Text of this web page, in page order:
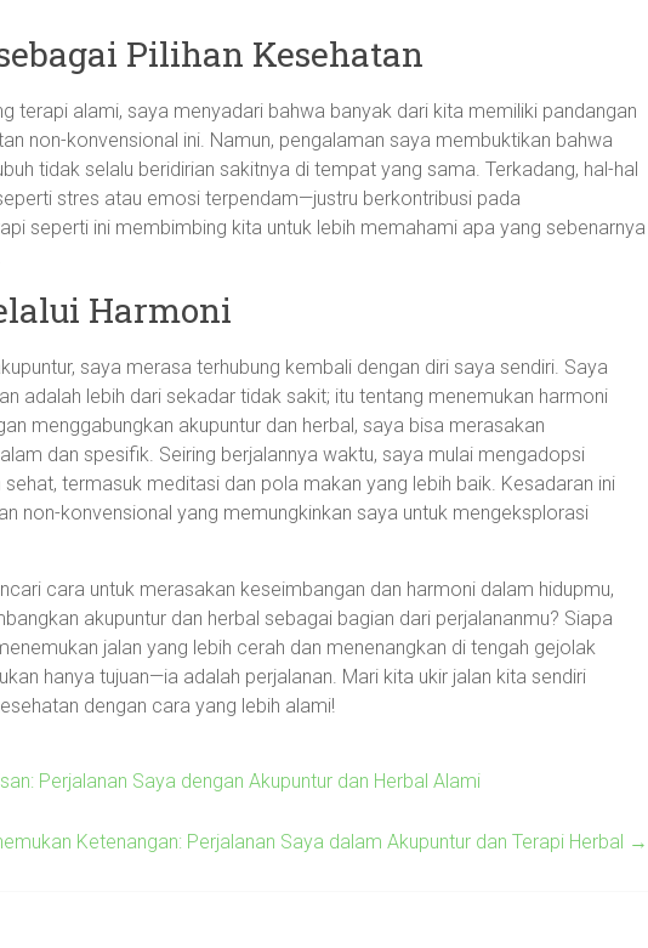
Pilihan Kesehatan
terapi alami, saya menyadari bahwa banyak dari kita memiliki pandangan
non-konvensional ini. Namun, pengalaman saya membuktikan bahwa
tidak selalu beridirian sakitnya di tempat yang sama. Terkadang, hal-hal
stres atau emosi terpendam—justru berkontribusi pada
seperti ini membimbing kita untuk lebih memahami apa yang sebenarnya
Harmoni
saya merasa terhubung kembali dengan diri saya sendiri. Saya
adalah lebih dari sekadar tidak sakit; itu tentang menemukan harmoni
menggabungkan akupuntur dan herbal, saya bisa merasakan
dan spesifik. Seiring berjalannya waktu, saya mulai mengadopsi
sehat, termasuk meditasi dan pola makan yang lebih baik. Kesadaran ini
non-konvensional yang memungkinkan saya untuk mengeksplorasi
cara untuk merasakan keseimbangan dan harmoni dalam hidupmu,
akupuntur dan herbal sebagai bagian dari perjalananmu? Siapa
jalan yang lebih cerah dan menenangkan di tengah gejolak
hanya tujuan—ia adalah perjalanan. Mari kita ukir jalan kita sendiri
dengan cara yang lebih alami!
Perjalanan Saya dengan Akupuntur dan Herbal Alami
Ketenangan: Perjalanan Saya dalam Akupuntur dan Terapi Herbal →